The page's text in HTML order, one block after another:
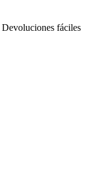
Devoluciones fáciles